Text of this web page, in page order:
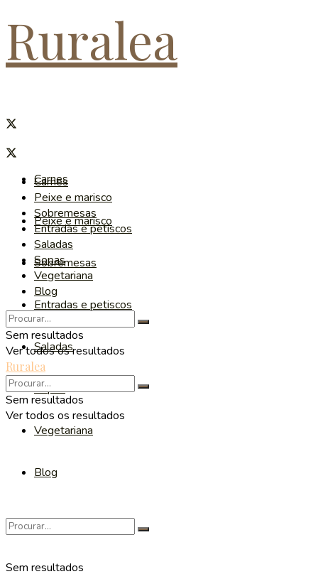
Ruralea
Carnes
Peixe e marisco
Sobremesas
Entradas e petiscos
Saladas
Sopas
Vegetariana
Blog
Sem resultados
Carnes
Peixe e marisco
Sobremesas
Entradas e petiscos
Saladas
Sopas
Vegetariana
Blog
Sem resultados
Ver todos os resultados
Ruralea
Sem resultados
Ver todos os resultados